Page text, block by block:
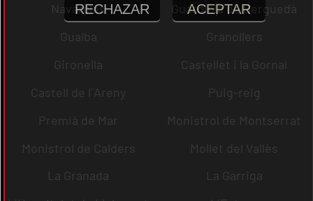
Navarcles
Guardiola de Berguedà
Gualba
Granollers
Gironella
Castellet i la Gornal
Castell de l´Areny
Puig-reig
Premià de Mar
Monistrol de Montserrat
Monistrol de Calders
Mollet del Vallès
La Granada
La Garriga
RECHAZAR ACEPTAR